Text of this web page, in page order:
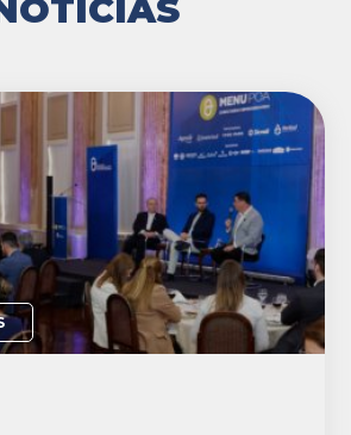
NOTÍCIAS